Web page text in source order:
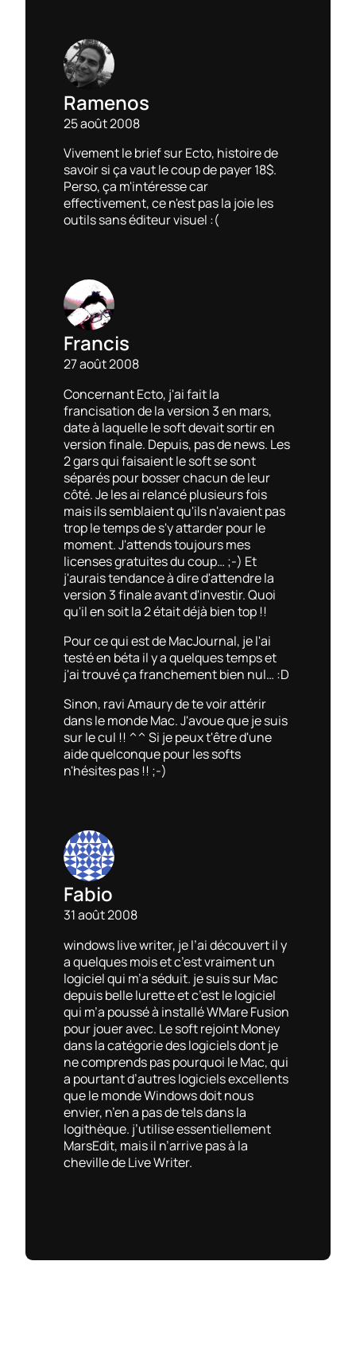
Ramenos
25 août 2008
Vivement le brief sur Ecto, histoire de
savoir si ça vaut le coup de payer 18$.
Perso, ça m'intéresse car
effectivement, ce n'est pas la joie les
outils sans éditeur visuel :(
Francis
27 août 2008
Concernant Ecto, j'ai fait la
francisation de la version 3 en mars,
date à laquelle le soft devait sortir en
version finale. Depuis, pas de news. Les
2 gars qui faisaient le soft se sont
séparés pour bosser chacun de leur
côté. Je les ai relancé plusieurs fois
mais ils semblaient qu'ils n'avaient pas
trop le temps de s'y attarder pour le
moment. J'attends toujours mes
licenses gratuites du coup… ;-) Et
j'aurais tendance à dire d'attendre la
version 3 finale avant d'investir. Quoi
qu'il en soit la 2 était déjà bien top !!
Pour ce qui est de MacJournal, je l'ai
testé en béta il y a quelques temps et
j'ai trouvé ça franchement bien nul… :D
Sinon, ravi Amaury de te voir attérir
dans le monde Mac. J'avoue que je suis
sur le cul !! ^^ Si je peux t'être d'une
aide quelconque pour les softs
n'hésites pas !! ;-)
Fabio
31 août 2008
windows live writer, je l’ai découvert il y
a quelques mois et c’est vraiment un
logiciel qui m’a séduit. je suis sur Mac
depuis belle lurette et c’est le logiciel
qui m’a poussé à installé WMare Fusion
pour jouer avec. Le soft rejoint Money
dans la catégorie des logiciels dont je
ne comprends pas pourquoi le Mac, qui
a pourtant d’autres logiciels excellents
que le monde Windows doit nous
envier, n’en a pas de tels dans la
logithèque. j’utilise essentiellement
MarsEdit, mais il n’arrive pas à la
cheville de Live Writer.